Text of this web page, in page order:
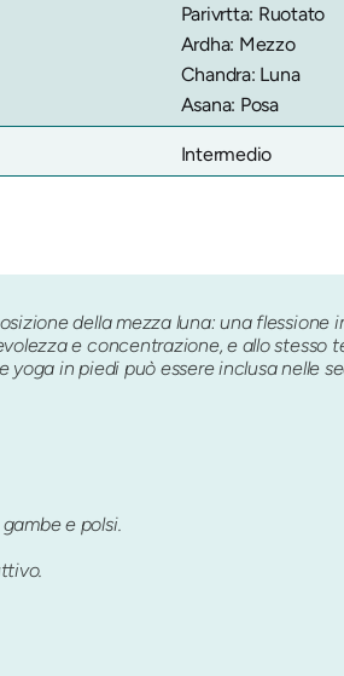
Parivrtta: Ruotato
Ardha: Mezzo
Chandra: Luna
Asana: Posa
Intermedio
della mezza luna: una flessione
e concentrazione, e allo stesso
in piedi può essere inclusa nelle
e polsi.